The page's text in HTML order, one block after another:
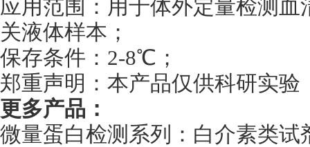
应用范围：用于体外定量检测
关液体样本；
保存条件：2-8℃；
郑重声明：本产品仅供科研实
更多产品：
微量蛋白检测系列：白介素类试